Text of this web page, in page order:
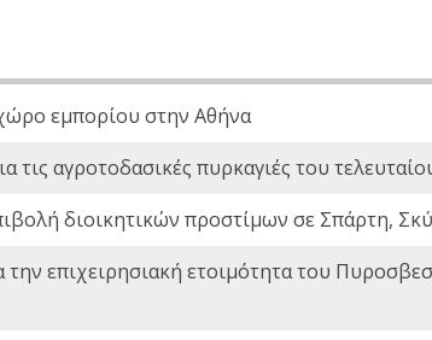
εμπορίου στην Αθήνα
τις αγροτοδασικές πυρκαγιές του
διοικητικών προστίμων σε Σπάρτη,
την επιχειρησιακή ετοιμότητα του